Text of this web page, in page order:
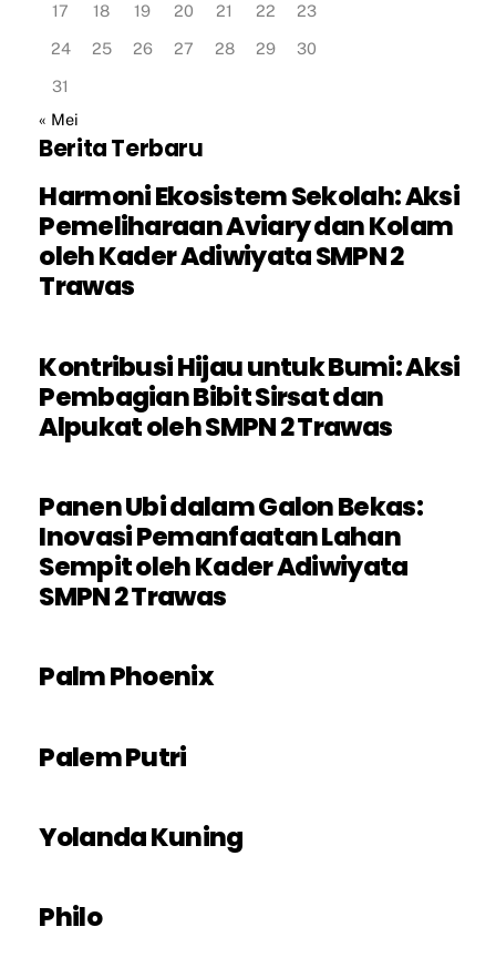
17
18 19 20 21 22
23
24
25 26 27 28 29
30
31
« Mei
Berita Terbaru
Harmoni Ekosistem Sekolah: Aksi
Pemeliharaan Aviary dan Kolam
oleh Kader Adiwiyata SMPN 2
Trawas
Kontribusi Hijau untuk Bumi: Aksi
Pembagian Bibit Sirsat dan
Alpukat oleh SMPN 2 Trawas
Panen Ubi dalam Galon Bekas:
Inovasi Pemanfaatan Lahan
Sempit oleh Kader Adiwiyata
SMPN 2 Trawas
Palm Phoenix
Palem Putri
Yolanda Kuning
Philo